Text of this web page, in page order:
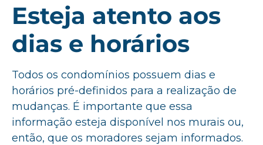
Esteja atento aos
dias e horários
Todos os condomínios possuem dias e
horários pré-definidos para a realização de
mudanças. É importante que essa
informação esteja disponível nos murais ou,
então, que os moradores sejam informados.